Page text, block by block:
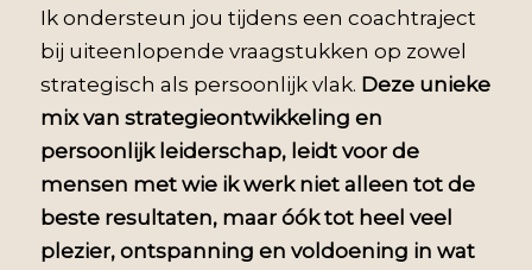
Ik ondersteun jou tijdens een coachtraject
bij uiteenlopende vraagstukken op zowel
strategisch als persoonlijk vlak. Deze unieke
mix van strategieontwikkeling en
persoonlijk leiderschap, leidt voor de
mensen met wie ik werk niet alleen tot de
beste resultaten, maar óók tot heel veel
plezier, ontspanning en voldoening in wat